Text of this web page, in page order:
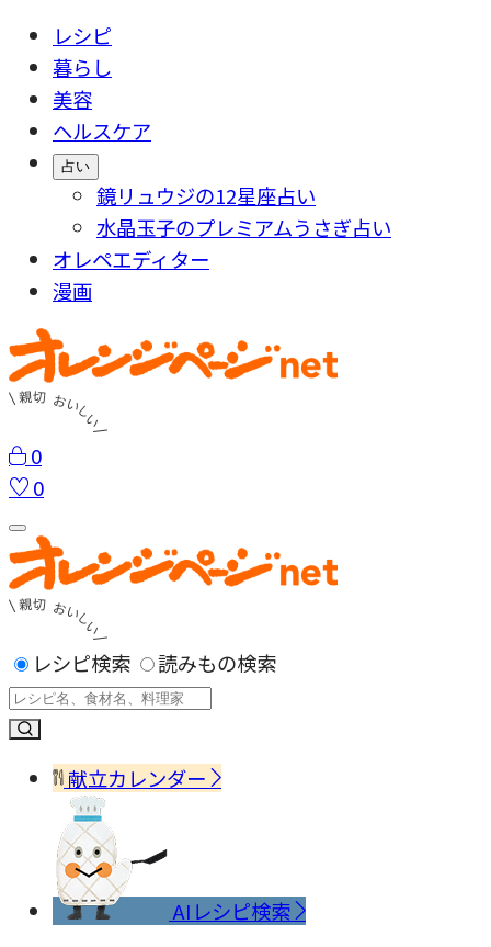
レシピ
暮らし
美容
ヘルスケア
占い
鏡リュウジの12星座占い
水晶玉子のプレミアムうさぎ占い
オレペエディター
漫画
0
0
レシピ検索 読みもの検索
献立カレンダー
AIレシピ検索